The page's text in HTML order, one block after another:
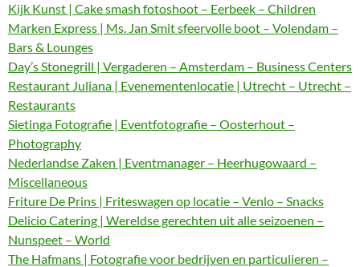
Kijk Kunst | Cake smash fotoshoot – Eerbeek – Children
Marken Express | Ms. Jan Smit sfeervolle boot – Volendam –
Bars & Lounges
Day’s Stonegrill | Vergaderen – Amsterdam – Business Centers
Restaurant Juliana | Evenementenlocatie | Utrecht – Utrecht –
Restaurants
Sietinga Fotografie | Eventfotografie – Oosterhout –
Photography
Nederlandse Zaken | Eventmanager – Heerhugowaard –
Miscellaneous
Friture De Prins | Friteswagen op locatie – Venlo – Snacks
Delicio Catering | Wereldse gerechten uit alle seizoenen –
Nunspeet – World
The Hafmans | Fotografie voor bedrijven en particulieren –